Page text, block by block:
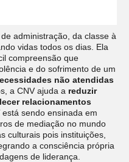
administração, da classe à
vidas todos os dias. Ela
compreensão que
e do sofrimento de um
não atendidas
a CNV ajuda a reduzir
relacionamentos
está sendo ensinada em
de mediação no mundo
culturais pois instituições,
a consciência própria
de liderança.